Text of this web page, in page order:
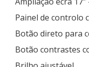
Painel de controlo
Botão direto para
Botão contrastes